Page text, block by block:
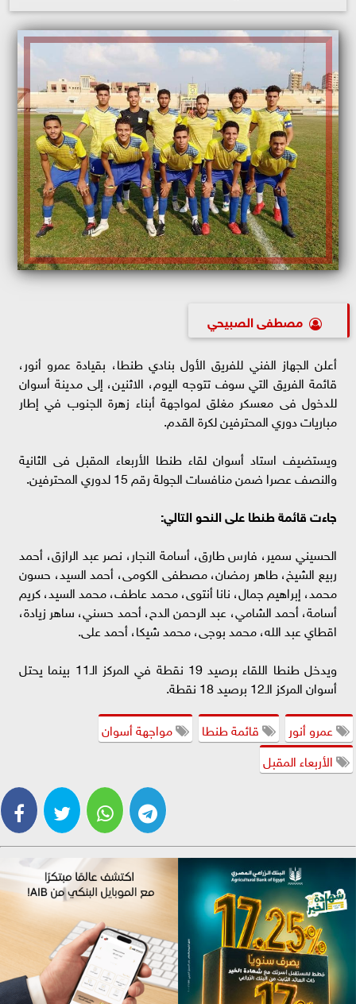
مصطفى الصبيحي
أعلن الجهاز الفني للفريق الأول بنادي طنطا، بقيادة عمرو أنور،
قائمة الفريق التي سوف تتوجه اليوم، الاثنين، إلى مدينة أسوان
للدخول فى معسكر مغلق لمواجهة أبناء زهرة الجنوب في إطار
مباريات دوري المحترفين لكرة القدم.
ويستضيف استاد أسوان لقاء طنطا الأربعاء المقبل فى الثانية
والنصف عصرا ضمن منافسات الجولة رقم 15 لدوري المحترفين.
جاءت قائمة طنطا على النحو التالي:
الحسيني سمير، فارس طارق، أسامة النجار، نصر عبد الرازق، أحمد
ربيع الشيخ، طاهر رمضان، مصطفى الكومى، أحمد السيد، حسون
محمد، إبراهيم جمال، نانا أنتوى، محمد عاطف، محمد السيد، كريم
أسامة، أحمد الشامي، عبد الرحمن الدح، أحمد حسني، ساهر زيادة،
اقطاي عبد الله، محمد بوجى، محمد شيكا، أحمد على.
ويدخل طنطا اللقاء برصيد 19 نقطة في المركز الـ11 بينما يحتل
أسوان المركز الـ12 برصيد 18 نقطة.
عمرو أنور
قائمة طنطا
مواجهة أسوان
الأربعاء المقبل